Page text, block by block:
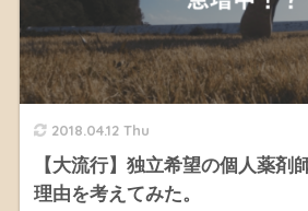
2018.04.12 Thu
【大流行】独立希望の個人薬剤
理由を考えてみた。